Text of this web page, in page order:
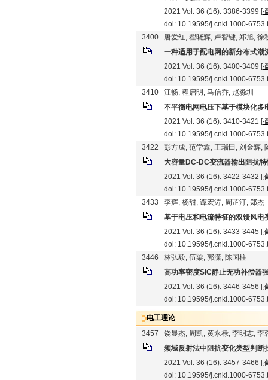
2021 Vol. 36 (16): 3386-3399 [
doi: 10.19595/j.cnki.1000-
3400
唐爱红, 翟晓辉, 卢智键, 郑旭, 徐
一种适用于配电网的新分布式潮
2021 Vol. 36 (16): 3400-3409 [
doi: 10.19595/j.cnki.1000-
3410
江畅, 程启明, 马信乔, 赵淼圳
不平衡电网电压下基于模块化多
2021 Vol. 36 (16): 3410-3421 [
doi: 10.19595/j.cnki.1000-
3422
彭方成, 范学鑫, 王瑞田, 刘金辉,
大容量DC-DC变流器输出阻抗
2021 Vol. 36 (16): 3422-3432 [
doi: 10.19595/j.cnki.1000-
3433
李辉, 杨甜, 谭宏涛, 周芷汀, 郑杰
基于电压和电流特征的双馈风电
2021 Vol. 36 (16): 3433-3445 [
doi: 10.19595/j.cnki.1000-
3446
林弘毅, 伍梁, 郭潇, 陈国柱
高功率密度SiC静止无功补偿器
2021 Vol. 36 (16): 3446-3456 [
doi: 10.19595/j.cnki.1000-
电工理论
3457
饶显杰, 周凯, 黄永禄, 李明志, 李
频域反射法中阻抗变化类型判断
2021 Vol. 36 (16): 3457-3466 [
doi: 10.19595/j.cnki.1000-